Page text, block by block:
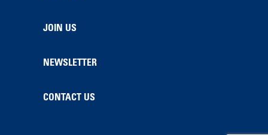
JOIN US
NEWSLETTER
CONTACT US